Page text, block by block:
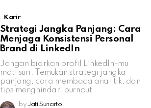
Karir
Strategi Jangka Panjang: Cara
Menjaga Konsistensi Personal
Brand di LinkedIn
Jangan biarkan profil LinkedIn-mu
mati suri. Temukan strategi jangka
panjang, cara membaca analitik, dan
tips menghindari burnout.
by Jati Sunarto